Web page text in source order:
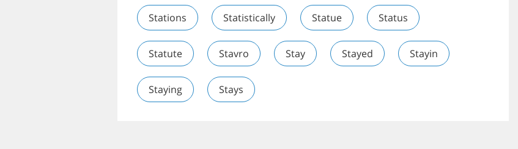
Stations Statistically Statue Status
Statute Stavro Stay Stayed Stayin
Staying Stays